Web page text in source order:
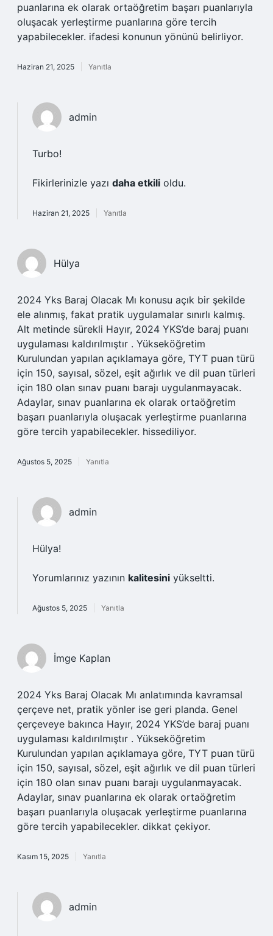
puanlarına ek olarak ortaöğretim başarı puanlarıyla
oluşacak yerleştirme puanlarına göre tercih
yapabilecekler. ifadesi konunun yönünü belirliyor.
Haziran 21, 2025 Yanıtla
admin
Turbo!
Fikirlerinizle yazı daha etkili oldu.
Haziran 21, 2025 Yanıtla
Hülya
2024 Yks Baraj Olacak Mı konusu açık bir şekilde
ele alınmış, fakat pratik uygulamalar sınırlı kalmış.
Alt metinde sürekli Hayır, 2024 YKS’de baraj puanı
uygulaması kaldırılmıştır . Yükseköğretim
Kurulundan yapılan açıklamaya göre, TYT puan türü
için 150, sayısal, sözel, eşit ağırlık ve dil puan türleri
için 180 olan sınav puanı barajı uygulanmayacak.
Adaylar, sınav puanlarına ek olarak ortaöğretim
başarı puanlarıyla oluşacak yerleştirme puanlarına
göre tercih yapabilecekler. hissediliyor.
Ağustos 5, 2025 Yanıtla
admin
Hülya!
Yorumlarınız yazının kalitesini yükseltti.
Ağustos 5, 2025 Yanıtla
İmge Kaplan
2024 Yks Baraj Olacak Mı anlatımında kavramsal
çerçeve net, pratik yönler ise geri planda. Genel
çerçeveye bakınca Hayır, 2024 YKS’de baraj puanı
uygulaması kaldırılmıştır . Yükseköğretim
Kurulundan yapılan açıklamaya göre, TYT puan türü
için 150, sayısal, sözel, eşit ağırlık ve dil puan türleri
için 180 olan sınav puanı barajı uygulanmayacak.
Adaylar, sınav puanlarına ek olarak ortaöğretim
başarı puanlarıyla oluşacak yerleştirme puanlarına
göre tercih yapabilecekler. dikkat çekiyor.
Kasım 15, 2025 Yanıtla
admin